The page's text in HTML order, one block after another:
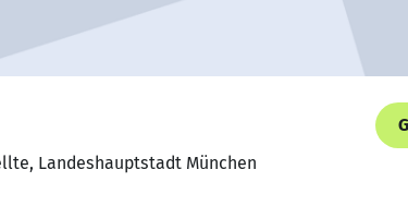
Landeshauptstadt München